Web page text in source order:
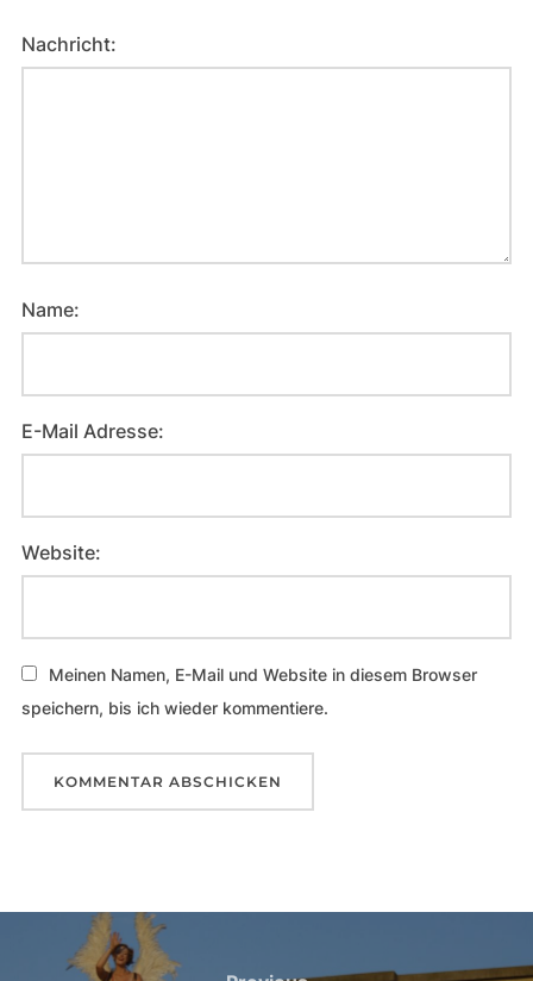
Nachricht:
Name:
E-Mail Adresse:
Website:
Meinen Namen, E-Mail und Website in diesem Browser
speichern, bis ich wieder kommentiere.
Beitragsnavigation